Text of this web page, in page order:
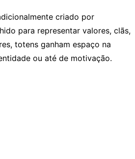
criado por
para representar valores, clãs,
totens ganham espaço na
ou até de motivação.